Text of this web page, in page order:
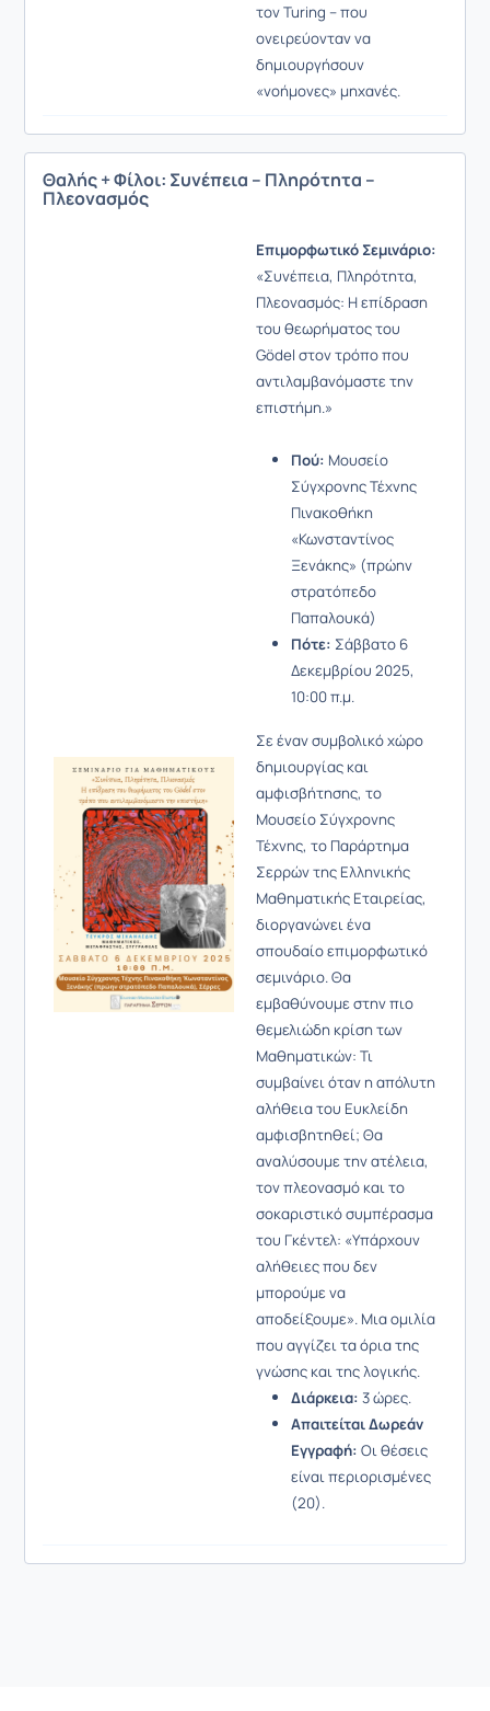
τον Turing – που
ονειρεύονταν να
δημιουργήσουν
«νοήμονες» μηχανές.
Θαλής + Φίλοι: Συνέπεια – Πληρότητα –
Πλεονασμός
Επιμορφωτικό Σεμινάριο:
«Συνέπεια, Πληρότητα,
Πλεονασμός: Η επίδραση
του θεωρήματος του
Gödel στον τρόπο που
αντιλαμβανόμαστε την
επιστήμη.»
Πού: Μουσείο
Σύγχρονης Τέχνης
Πινακοθήκη
«Κωνσταντίνος
Ξενάκης» (πρώην
στρατόπεδο
Παπαλουκά)
Πότε: Σάββατο 6
Δεκεμβρίου 2025,
10:00 π.μ.
Σε έναν συμβολικό χώρο
δημιουργίας και
αμφισβήτησης, το
Μουσείο Σύγχρονης
Τέχνης, το Παράρτημα
Σερρών της Ελληνικής
Μαθηματικής Εταιρείας,
διοργανώνει ένα
σπουδαίο επιμορφωτικό
σεμινάριο. Θα
εμβαθύνουμε στην πιο
θεμελιώδη κρίση των
Μαθηματικών: Τι
συμβαίνει όταν η απόλυτη
αλήθεια του Ευκλείδη
αμφισβητηθεί; Θα
αναλύσουμε την ατέλεια,
τον πλεονασμό και το
σοκαριστικό συμπέρασμα
του Γκέντελ: «Υπάρχουν
αλήθειες που δεν
μπορούμε να
αποδείξουμε». Μια ομιλία
που αγγίζει τα όρια της
γνώσης και της λογικής.
Διάρκεια: 3 ώρες.
Απαιτείται Δωρεάν
Εγγραφή: Οι θέσεις
είναι περιορισμένες
(20).